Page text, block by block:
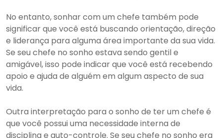
No entanto, sonhar com um chefe também pode
significar que você está buscando orientação, direção
e liderança para alguma área importante da sua vida.
Se seu chefe no sonho estava sendo gentil e
amigável, isso pode indicar que você está recebendo
apoio e ajuda de alguém em algum aspecto de sua
vida.
Outra interpretação para o sonho de ter um chefe é
que você possui uma necessidade interna de
disciplina e auto-controle. Se seu chefe no sonho era